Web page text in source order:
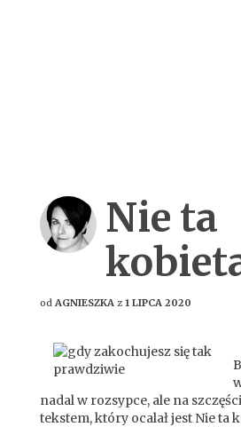
Nie ta
od AGNIESZKA z 1 LIPCA 2020
nadal w rozsypce, ale na
tekstem, który ocalał jest Nie ta